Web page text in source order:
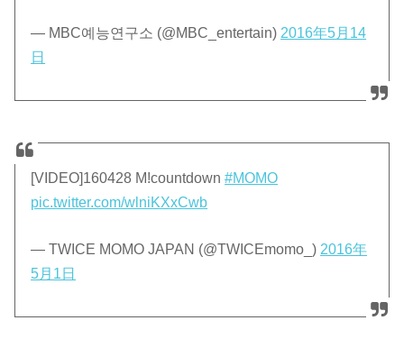
— MBC예능연구소 (@MBC_entertain) 2016年5月14
日
[VIDEO]160428 M!countdown#MOMO
pic.twitter.com/wlniKXxCwb
— TWICE MOMO JAPAN (@TWICEmomo_) 2016年
5月1日